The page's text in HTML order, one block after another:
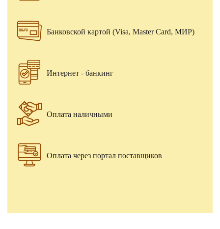
Банковской картой (Visa, Master Card, МИР)
Интернет - банкинг
Оплата наличными
Оплата через портал поставщиков